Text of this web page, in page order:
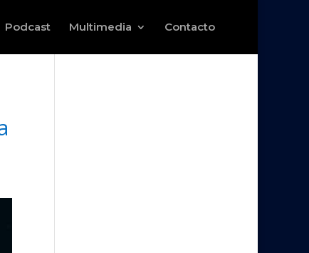
Podcast Multimedia Contacto